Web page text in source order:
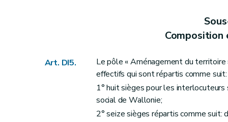
Art. DII38
Art. DII39
Art. DII40
Art. DII41
Art. DI5.
Le pôle « Aménagement du
effectifs qui sont répartis comme suit:
1° huit sièges pour les
social de Wallonie;
2° seize sièges répartis comme suit: